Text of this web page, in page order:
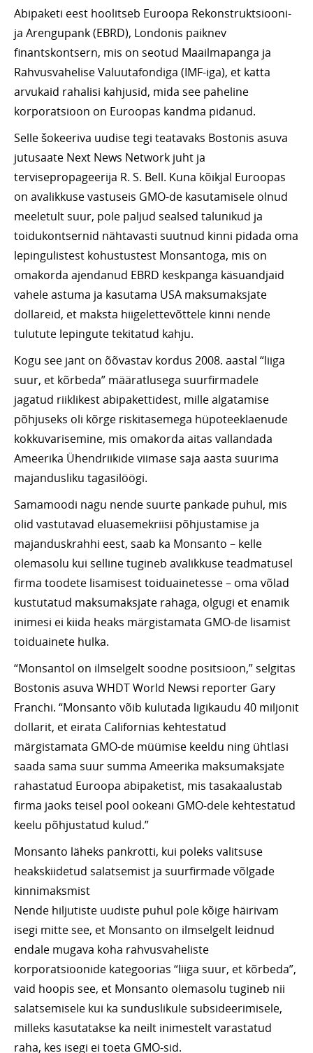
Abipaketi eest hoolitseb Euroopa Rekonstruktsiooni-
ja Arengupank (EBRD), Londonis paiknev
finantskontsern, mis on seotud Maailmapanga ja
Rahvusvahelise Valuutafondiga (IMF-iga), et katta
arvukaid rahalisi kahjusid, mida see paheline
korporatsioon on Euroopas kandma pidanud.
Selle šokeeriva uudise tegi teatavaks Bostonis asuva
jutusaate Next News Network juht ja
tervisepropageerija R. S. Bell. Kuna kõikjal Euroopas
on avalikkuse vastuseis GMO-de kasutamisele olnud
meeletult suur, pole paljud sealsed talunikud ja
toidukontsernid nähtavasti suutnud kinni pidada oma
lepingulistest kohustustest Monsantoga, mis on
omakorda ajendanud EBRD keskpanga käsuandjaid
vahele astuma ja kasutama USA maksumaksjate
dollareid, et maksta hiigelettevõttele kinni nende
tulutute lepingute tekitatud kahju.
Kogu see jant on õõvastav kordus 2008. aastal “liiga
suur, et kõrbeda” määratlusega suurfirmadele
jagatud riiklikest abipakettidest, mille algatamise
põhjuseks oli kõrge riskitasemega hüpoteeklaenude
kokkuvarisemine, mis omakorda aitas vallandada
Ameerika Ühendriikide viimase saja aasta suurima
majandusliku tagasilöögi.
Samamoodi nagu nende suurte pankade puhul, mis
olid vastutavad eluasemekriisi põhjustamise ja
majanduskrahhi eest, saab ka Monsanto – kelle
olemasolu kui selline tugineb avalikkuse teadmatusel
firma toodete lisamisest toiduainetesse – oma võlad
kustutatud maksumaksjate rahaga, olgugi et enamik
inimesi ei kiida heaks märgistamata GMO-de lisamist
toiduainete hulka.
“Monsantol on ilmselgelt soodne positsioon,” selgitas
Bostonis asuva WHDT World Newsi reporter Gary
Franchi. “Monsanto võib kulutada ligikaudu 40 miljonit
dollarit, et eirata Californias kehtestatud
märgistamata GMO-de müümise keeldu ning ühtlasi
saada sama suur summa Ameerika maksumaksjate
rahastatud Euroopa abipaketist, mis tasakaalustab
firma jaoks teisel pool ookeani GMO-dele kehtestatud
keelu põhjustatud kulud.”
Monsanto läheks pankrotti, kui poleks valitsuse
heakskiidetud salatsemist ja suurfirmade võlgade
kinnimaksmist
Nende hiljutiste uudiste puhul pole kõige häirivam
isegi mitte see, et Monsanto on ilmselgelt leidnud
endale mugava koha rahvusvaheliste
korporatsioonide kategoorias “liiga suur, et kõrbeda”,
vaid hoopis see, et Monsanto olemasolu tugineb nii
salatsemisele kui ka sunduslikule subsideerimisele,
milleks kasutatakse ka neilt inimestelt varastatud
raha, kes isegi ei toeta GMO-sid.